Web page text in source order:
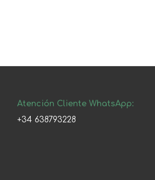
Atención Cliente WhatsApp:
+34 638793228